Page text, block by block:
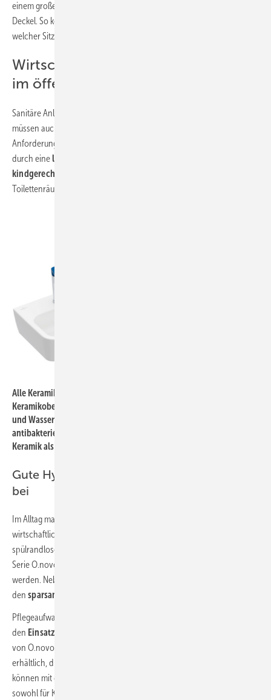
einem großen und einem kleinen Sitzring, wahlweise mit und ohne
Deckel. So können Kinder, unabhängig vom Alter, selbst entscheiden,
welcher Sitz für sie am besten ist.
Wirtschaftlichkeit sanitärer Anlagen
im öffentlichen Bereich
Sanitäre Anlagen im öffentlichen und halböffentlichen Bereich
müssen auch im Hinblick auf die Wirtschaftlichkeit besondere
Anforderungen erfüllen. Hochwertige Sanitärkeramik zeichnet sich
durch einelange Haltbarkeit
kindgerechte Gestaltung
Toilettenräume pfleglich zu behandeln.
Alle Keramikelemente von O.novo Kids sind mit der
Keramikoberfläche Ceramic­Plus erhältlich, die Schmutzpartikel
und Wasser regelrecht abstößt, und können mit der
antibakteriellen Glasur AntiBac gewählt werden, die sowohl für
Keramik als auch für WC-Sitze verwendet wird.
Gute Hygiene trägt zur Wirtschaftlichkeit
bei
Im Alltag macht vor allem eine gute Hygiene Sanitäranlagen
wirtschaftlich. Villeroy & Boch bietet für diesen Bereich das erste
spülrandlose Kinder-WC mit DirectFlush-Technologie. Der WC-Sitz zur
Serie O.novo Kids kann zur Säuberung komplett abgenommen
werden. Neben dem
den sparsamen Wasserverbrauch
Pflegeaufwand und Bedarf an Reinigungsmitteln werden auch durch
den Einsatz
von O.novo Kids sind mit der Keramikoberfläche CeramicPlus
erhältlich, die Schmutzpartikel und Wasser regelrecht abstößt, und
können mit der antibakteriellen Glasur AntiBac gewählt werden, die
sowohl für Keramik als auch für WC-Sitze verwendet wird. AntiBac